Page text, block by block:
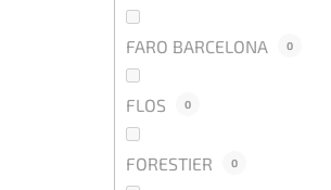
FARO BARCELONA 0
FLOS 0
FORESTIER 0